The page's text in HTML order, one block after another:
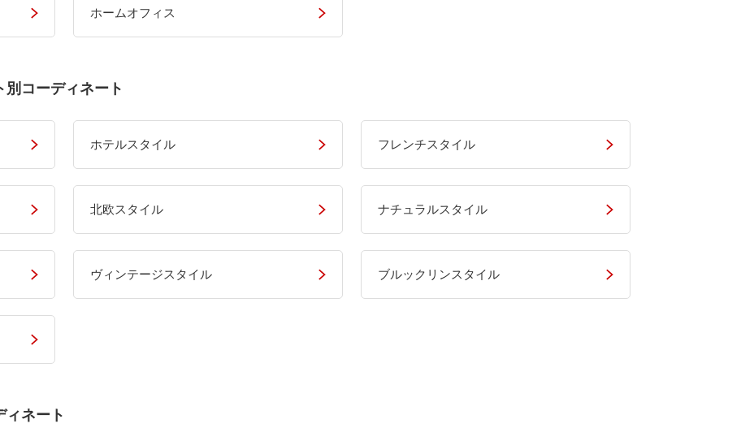
ホームオフィス
コーディネート
ホテルスタイル フレンチスタイル
北欧スタイル ナチュラルスタイル
ヴィンテージスタイル ブルックリンスタイル
ィネート